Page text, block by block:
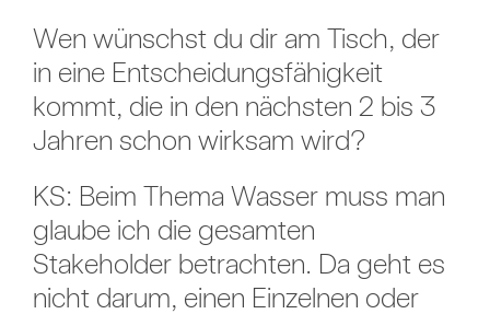
Wen wünschst du dir am Tisch, der
in eine Entscheidungsfähigkeit
kommt, die in den nächsten 2 bis 3
Jahren schon wirksam wird?
KS: Beim Thema Wasser muss man
glaube ich die gesamten
Stakeholder betrachten. Da geht es
nicht darum, einen Einzelnen oder